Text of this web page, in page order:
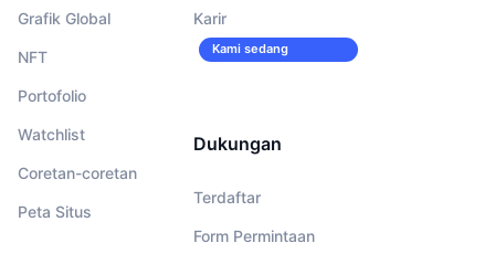
Grafik Global
NFT
Portofolio
Watchlist
Coretan-coretan
Peta Situs
Karir
Kami sedang
Dukungan
Terdaftar
Form Permintaan